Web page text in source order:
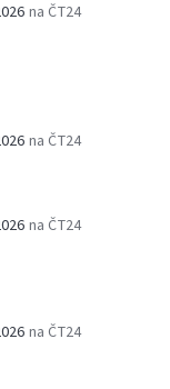
na ČT24
na ČT24
na ČT24
na ČT24